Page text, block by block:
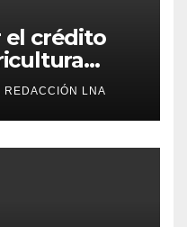
el crédito
REDACCIÓN LNA